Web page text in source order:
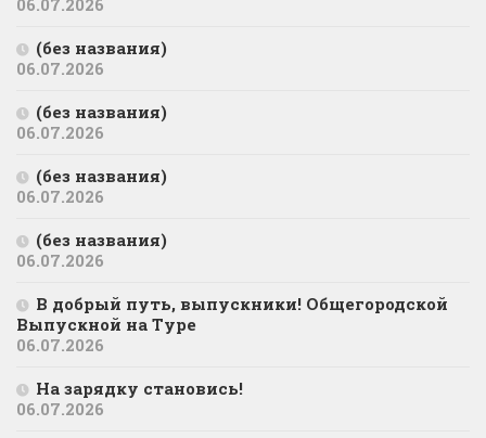
(без названия)
06.07.2026
(без названия)
06.07.2026
(без названия)
06.07.2026
(без названия)
06.07.2026
В добрый путь, выпускники! Общегородской
Выпускной на Туре
06.07.2026
На зарядку становись!
06.07.2026